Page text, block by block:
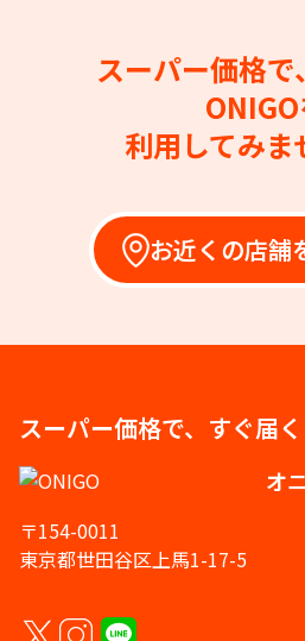
スーパー価格で
利用してみま
お近くの店舗
スーパー価格で、すぐ届く
オ
〒154-0011
東京都世田谷区上馬1-17-5